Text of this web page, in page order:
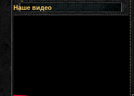
Наше видео